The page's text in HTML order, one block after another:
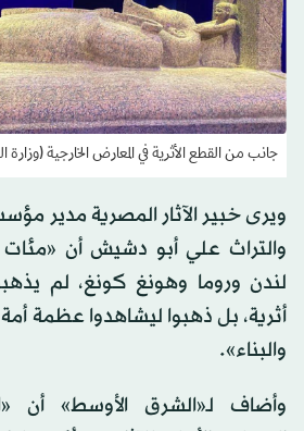
جانب من القطع الأثرية في المعارض الخارجية (وزارة
ويرى خبير الآثار المصرية مدير
والتراث علي أبو دشيش أن «مئات
لندن وروما وهونغ كونغ، لم
أثرية، بل ذهبوا ليشاهدوا عظمة
والبناء».
وأضاف لـ«الشرق الأوسط» أن